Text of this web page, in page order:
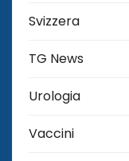
Svizzera
TG News
Urologia
Vaccini